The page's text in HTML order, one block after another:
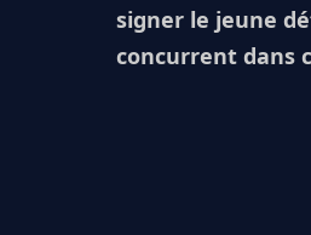
signer le jeune
concurrent dans